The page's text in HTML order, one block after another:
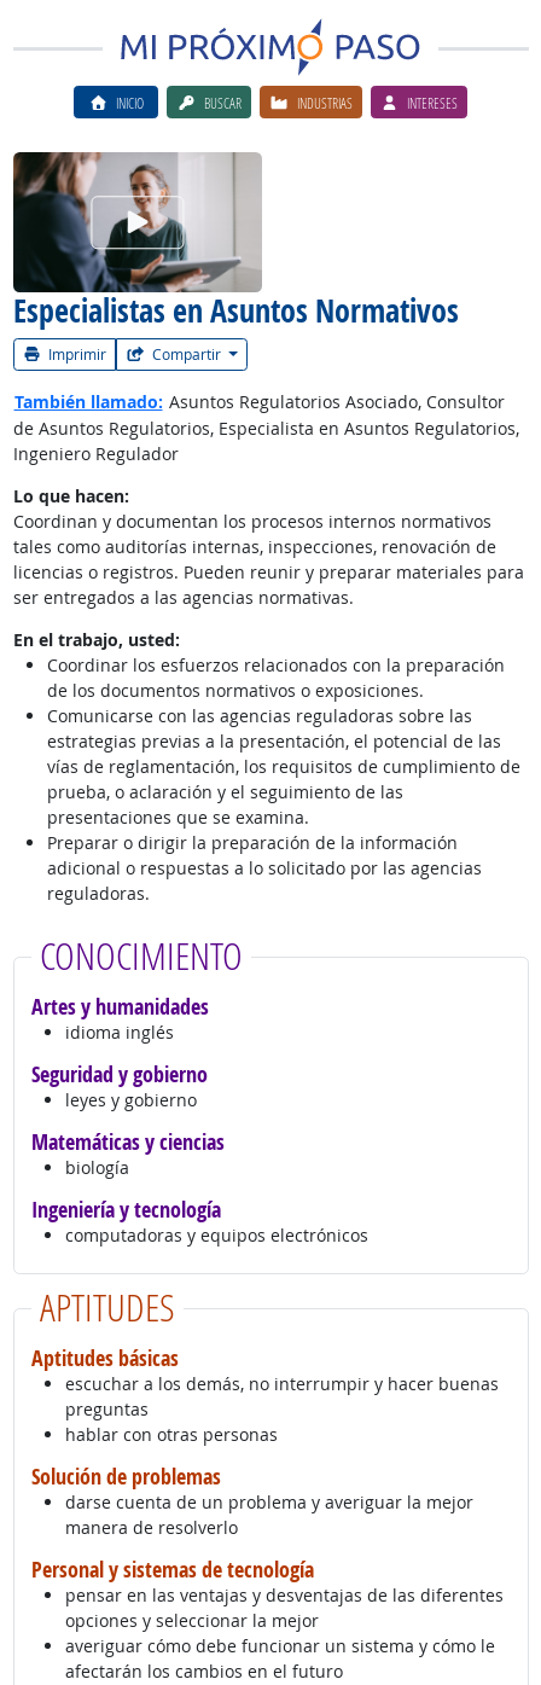
INICIO BUSCAR INDUSTRIAS INTERESES
Especialistas en Asuntos Normativos
Imprimir Compartir
Ver el vίdeo de la carrera
También llamado: Asuntos Regulatorios Asociado, Consultor
de Asuntos Regulatorios, Especialista en Asuntos Regulatorios,
Ingeniero Regulador
Lo que hacen:
Coordinan y documentan los procesos internos normativos
tales como auditorías internas, inspecciones, renovación de
licencias o registros. Pueden reunir y preparar materiales para
ser entregados a las agencias normativas.
En el trabajo, usted:
Coordinar los esfuerzos relacionados con la preparación
de los documentos normativos o exposiciones.
Comunicarse con las agencias reguladoras sobre las
estrategias previas a la presentación, el potencial de las
vías de reglamentación, los requisitos de cumplimiento de
prueba, o aclaración y el seguimiento de las
presentaciones que se examina.
Preparar o dirigir la preparación de la información
adicional o respuestas a lo solicitado por las agencias
reguladoras.
CONOCIMIENTO
Artes y humanidades
idioma inglés
Seguridad y gobierno
leyes y gobierno
Matemáticas y ciencias
biología
Ingeniería y tecnología
computadoras y equipos electrónicos
APTITUDES
Aptitudes básicas
escuchar a los demás, no interrumpir y hacer buenas
preguntas
hablar con otras personas
Solución de problemas
darse cuenta de un problema y averiguar la mejor
manera de resolverlo
Personal y sistemas de tecnología
pensar en las ventajas y desventajas de las diferentes
opciones y seleccionar la mejor
averiguar cómo debe funcionar un sistema y cómo le
afectarán los cambios en el futuro